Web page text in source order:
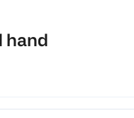
hand